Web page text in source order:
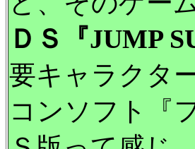
ＤＳ『JUMP
要キャラクタ
コンソフト『